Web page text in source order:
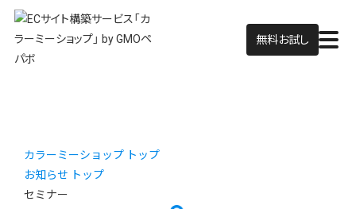
無料お試し
カラーミーショップ トップ
お知らせ トップ
セミナー